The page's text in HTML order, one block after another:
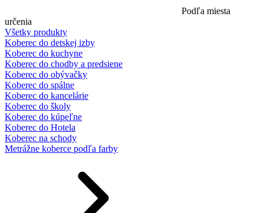
Podľa miesta
určenia
Všetky produkty
Koberec do detskej izby
Koberec do kuchyne
Koberec do chodby a predsiene
Koberec do obývačky
Koberec do spálne
Koberec do kancelárie
Koberec do školy
Koberec do kúpeľne
Koberec do Hotela
Koberec na schody
Metrážne koberce podľa farby